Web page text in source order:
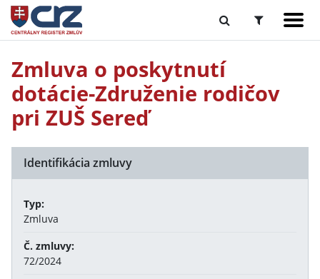
Zmluva o poskytnutí
dotácie-Združenie rodičov
pri ZUŠ Sereď
Identifikácia zmluvy
Typ:
Zmluva
Č. zmluvy:
72/2024